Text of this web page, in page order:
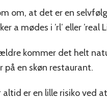
om, at det er en
a mødes i ’rl’ eller ’real
kommer det helt
på en skøn restaurant.
altid er en lille risiko ved